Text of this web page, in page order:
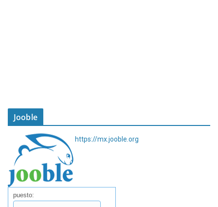
Jooble
https://mx.jooble.org
puesto: